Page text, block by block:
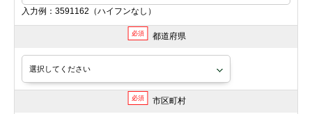
入力例：3591162（ハイフンなし）
必須 都道府県
必須 市区町村